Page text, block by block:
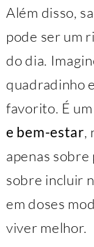
Além disso,
pode ser um
do dia.
quadradinho
favorito. É
e bem-estar,
apenas
sobre incluir
em doses
viver melhor.